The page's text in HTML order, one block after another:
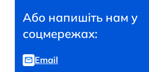
Або напишіть нам у
соцмережах:
Email